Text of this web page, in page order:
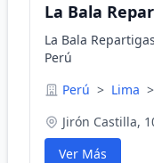
La Bala
La Bala
Perú
Perú > Lima >
Jirón Castilla,
Ver Más